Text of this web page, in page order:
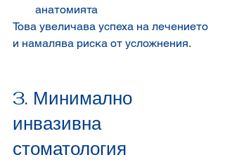
анатомията
Това увеличава успеха на лечението
и намалява риска от усложнения.
3. Минимално
инвазивна
стоматология